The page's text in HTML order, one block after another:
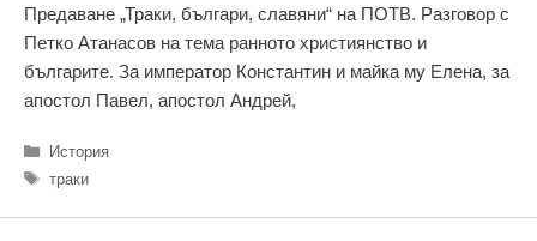
Предаване „Траки, българи, славяни“ на ПОТВ. Разговор с
Петко Атанасов на тема ранното християнство и
българите. За император Константин и майка му Елена, за
апостол Павел, апостол Андрей,
Категории
История
Етикети
траки